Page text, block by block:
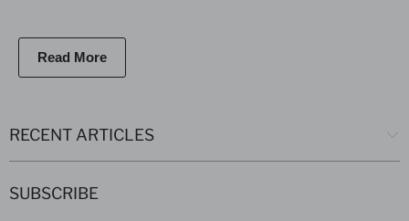
Read More
RECENT ARTICLES
SUBSCRIBE